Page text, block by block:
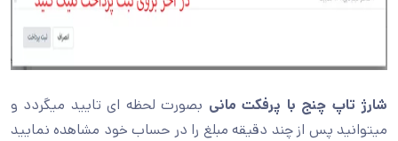
شارژ تاپ چنج با پرفکت مانی بصورت لحظه ای تایید میگردد و
میتوانید پس از چند دقیقه مبلغ را در حساب خود مشاهده نمایید